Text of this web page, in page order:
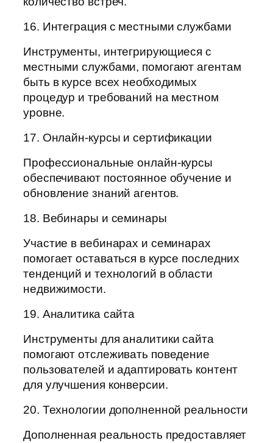
16. Интеграция с местными службами
Инструменты, интегрирующиеся с
местными службами, помогают агентам
быть в курсе всех необходимых
процедур и требований на местном
уровне.
17. Онлайн-курсы и сертификации
Профессиональные онлайн-курсы
обеспечивают постоянное обучение и
обновление знаний агентов.
18. Вебинары и семинары
Участие в вебинарах и семинарах
помогает оставаться в курсе последних
тенденций и технологий в области
недвижимости.
19. Аналитика сайта
Инструменты для аналитики сайта
помогают отслеживать поведение
пользователей и адаптировать контент
для улучшения конверсии.
20. Технологии дополненной реальности
Дополненная реальность предоставляет